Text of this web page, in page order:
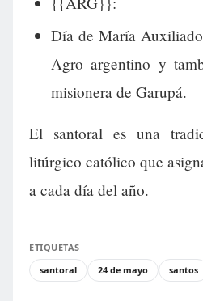
Día de María
Agro argentino y
misionera de Garupá.
El santoral es una
litúrgico católico que
a cada día del año.
ETIQUETAS
santoral
24 de mayo santos